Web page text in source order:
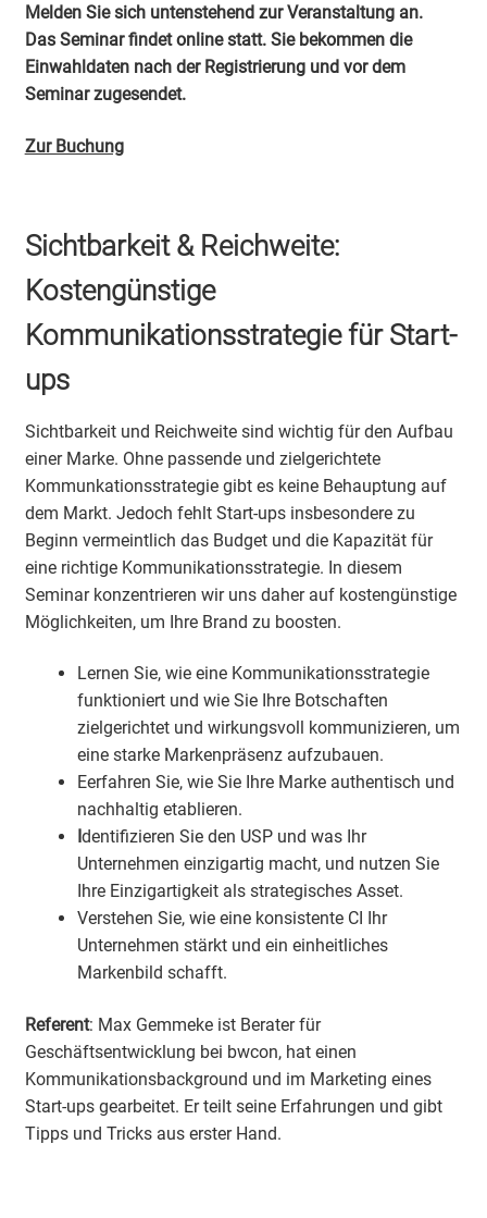
Melden Sie sich untenstehend zur Veranstaltung an.
Das Seminar findet online statt. Sie bekommen die
Einwahldaten nach der Registrierung und vor dem
Seminar zugesendet.
Zur Buchung
Sichtbarkeit & Reichweite:
Kostengünstige
Kommunikationsstrategie für Start-
ups
Sichtbarkeit und Reichweite sind wichtig für den Aufbau
einer Marke. Ohne passende und zielgerichtete
Kommunkationsstrategie gibt es keine Behauptung auf
dem Markt. Jedoch fehlt Start-ups insbesondere zu
Beginn vermeintlich das Budget und die Kapazität für
eine richtige Kommunikationsstrategie. In diesem
Seminar konzentrieren wir uns daher auf kostengünstige
Möglichkeiten, um Ihre Brand zu boosten.
Lernen Sie, wie eine Kommunikationsstrategie
funktioniert und wie Sie Ihre Botschaften
zielgerichtet und wirkungsvoll kommunizieren, um
eine starke Markenpräsenz aufzubauen.
Eerfahren Sie, wie Sie Ihre Marke authentisch und
nachhaltig etablieren.
dentifizieren Sie den USP und was Ihr
Unternehmen einzigartig macht, und nutzen Sie
Ihre Einzigartigkeit als strategisches Asset.
Verstehen Sie, wie eine konsistente CI Ihr
Unternehmen stärkt und ein einheitliches
Markenbild schafft.
Referent: Max Gemmeke ist Berater für
Geschäftsentwicklung bei bwcon, hat einen
Kommunikationsbackground und im Marketing eines
Start-ups gearbeitet. Er teilt seine Erfahrungen und gibt
Tipps und Tricks aus erster Hand.